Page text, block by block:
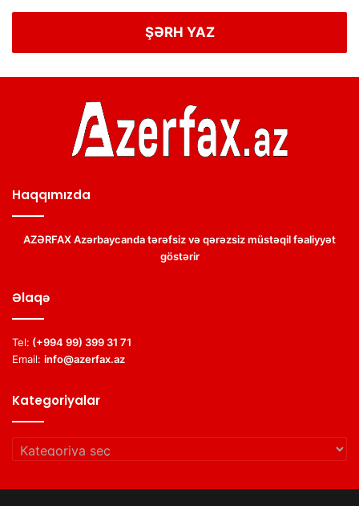
ŞƏRH YAZ
Haqqımızda
AZƏRFAX Azərbaycanda tərəfsiz və qərəzsiz müstəqil fəaliyyət
göstərir
Əlaqə
Tel: (+994 99) 399 31 71
Email: info@azerfax.az
Kategoriyalar
Kategoriyalar